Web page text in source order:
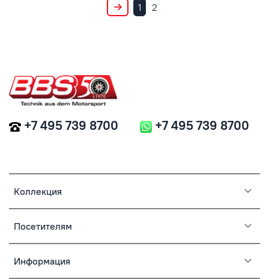
1 2
Коллекция
Посетителям
Информация
+7 495 739 8700 +7 495 739 8700